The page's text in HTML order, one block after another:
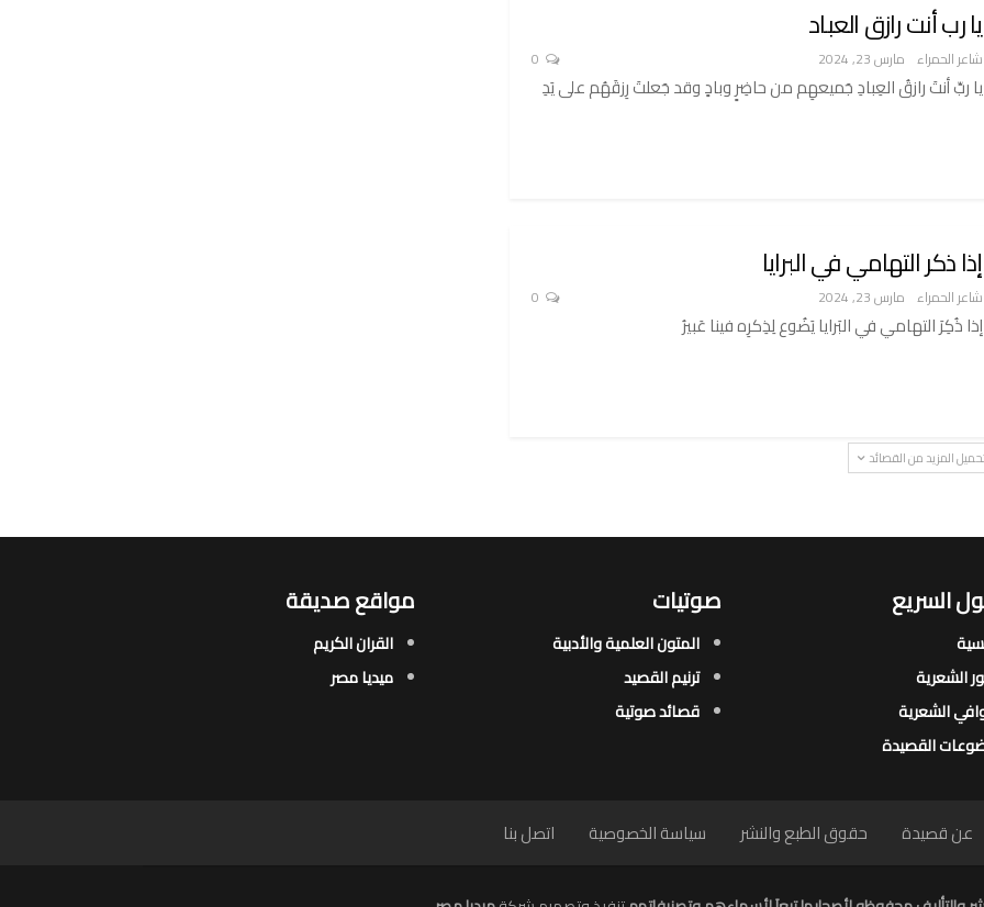
يا رب أنت رازق العباد
شاعر الحمراء مارس 23, 2024
يا ربِّ أنتَ رازقُ العِبادِ جَميعهِم من حاضِرٍ وبادٍ وقد جَعلتَ رِزقَهُم على يَدِ
إذا ذكر التهامي في البرايا
شاعر الحمراء مارس 23, 2024
إذا ذُكِرَ التهامي في البَرايا يَضُوع لِذِكرِه فينا عَبيرُ
المزيد من القصائد
السريع
الشعرية​
الشعرية​
القصيدة​
صوتيات
المتون العلمية والأدبية
ترنيم القصيد
قصائد صوتية
مواقع صديقة
القران الكريم
ميديا مصر
عن قصيدة حقوق الطبع والنشر سياسة الخصوصية اتصل بنا